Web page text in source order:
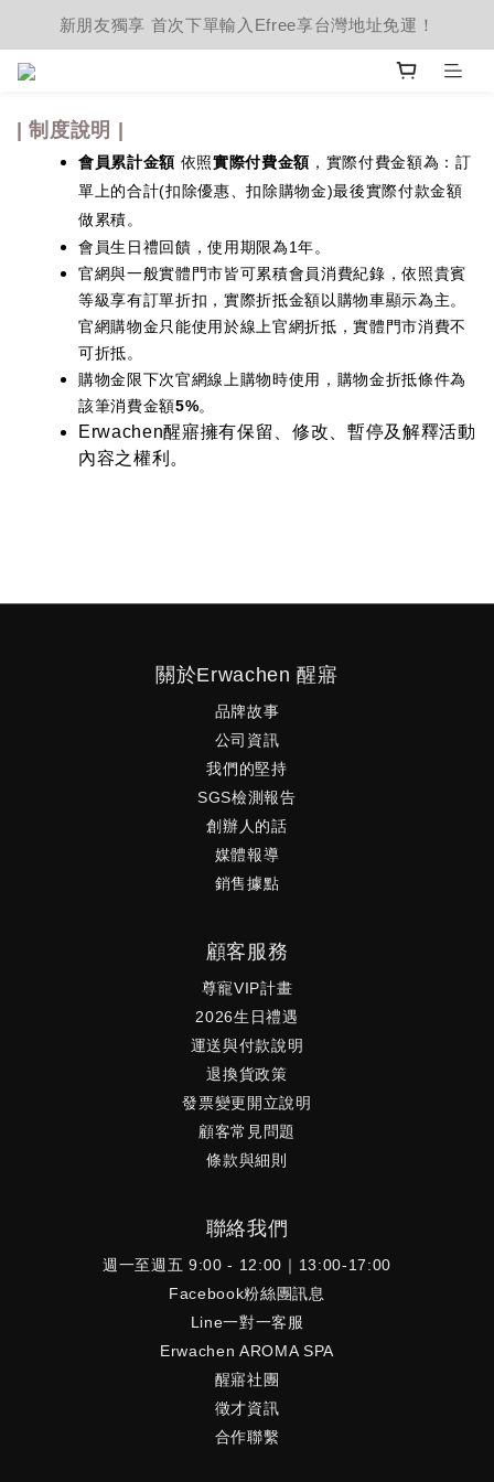
新朋友獨享 首次下單輸入Efree享台灣地址免運！
| 制度說明 |
會員累計金額 依照實際付費金額 ，實際付費金額為：訂
單上的合計(扣除優惠、扣除購物金)最後實際付款金額
做累積。
會員生日禮回饋，使用期限為1年。
官網與一般實體門市皆可累積會員消費紀錄，依照貴賓
等級享有訂單折扣，實際折抵金額以購物車顯示為主。
官網購物金只能使用於線上官網折抵，實體門市消費不
可折抵。
購物金限下次官網線上購物時使用，購物金折抵條件為
該筆消費金額5%。
Erwachen醒寤擁有保留、修改、暫停及解釋活動
內容之權利。
關於Erwachen 醒寤
品牌故事
公司資訊
我們的堅持
SGS檢測報告
創辦人的話
媒體報導
銷售據點
顧客服務
尊寵VIP計畫
2026生日禮遇
運送與付款說明
退換貨政策
發票變更開立說明
顧客常見問題
條款與細則
聯絡我們
週一至週五 9:00 - 12:00｜13:00-17:00
Facebook粉絲團訊息
Line一對一客服
Erwachen AROMA SPA
醒寤社團
徵才資訊
合作聯繫